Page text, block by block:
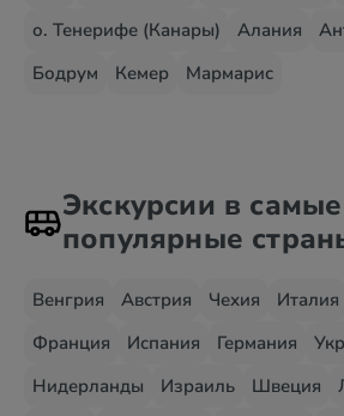
о. Тенерифе (Канары)
Алания
Бодрум
Кемер Мармарис
Экскурсии в самые
популярные
Венгрия Австрия Чехия Италия
Франция
Испания Германия
Нидерланды
Израиль Швеция